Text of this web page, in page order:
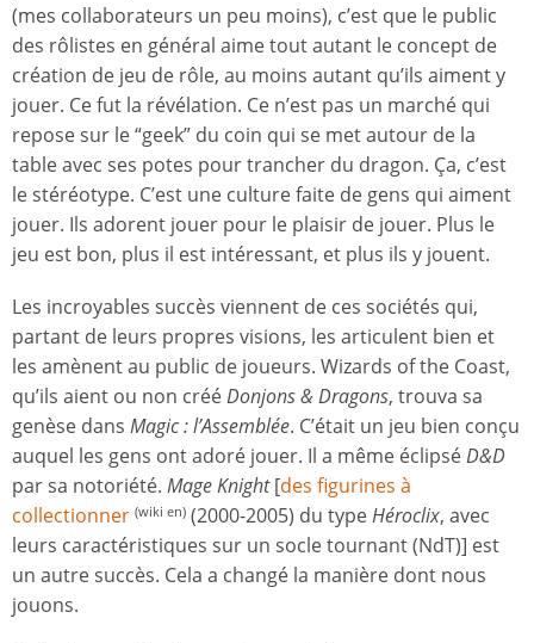
(mes collaborateurs un peu moins), c’est que le public
des rôlistes en général aime tout autant le concept de
création de jeu de rôle, au moins autant qu’ils aiment y
jouer. Ce fut la révélation. Ce n’est pas un marché qui
repose sur le “geek” du coin qui se met autour de la
table avec ses potes pour trancher du dragon. Ça, c’est
le stéréotype. C’est une culture faite de gens qui aiment
jouer. Ils adorent jouer pour le plaisir de jouer. Plus le
jeu est bon, plus il est intéressant, et plus ils y jouent.
Les incroyables succès viennent de ces sociétés qui,
partant de leurs propres visions, les articulent bien et
les amènent au public de joueurs. Wizards of the Coast,
qu’ils aient ou non crééDonjons & Dragons, trouva sa
genèse dans Magic : l’Assemblée. C’était un jeu bien conçu
auquel les gens ont adoré jouer. Il a même éclipséD&D
par sa notoriété. Mage Knight[des figurines à
collectionner (wiki en) (2000-2005) du typeHéroclix, avec
leurs caractéristiques sur un socle tournant (NdT)] est
un autre succès. Cela a changé la manière dont nous
jouons.